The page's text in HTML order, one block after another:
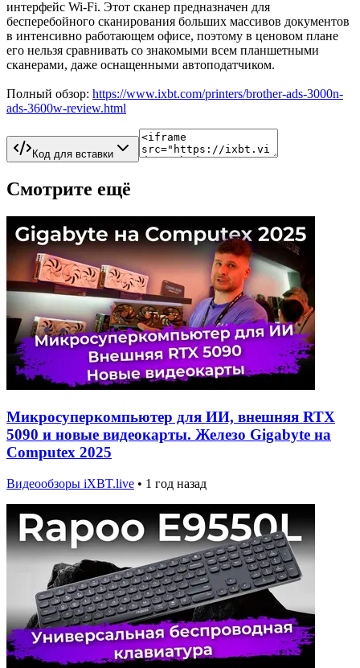
интерфейс Wi-Fi. Этот сканер предназначен для
бесперебойного сканирования больших массивов документов
в интенсивно работающем офисе, поэтому в ценовом плане
его нельзя сравнивать со знакомыми всем планшетными
сканерами, даже оснащенными автоподатчиком.
Полный обзор: https://www.ixbt.com/printers/brother-ads-3000n-
ads-3600w-review.html
Код для вставки
Смотрите ещё
Микросуперкомпьютер для ИИ, внешняя RTX
5090 и новые видеокарты. Железо Gigabyte на
Computex 2025
Видеообзоры iXBT.live • 1 год назад